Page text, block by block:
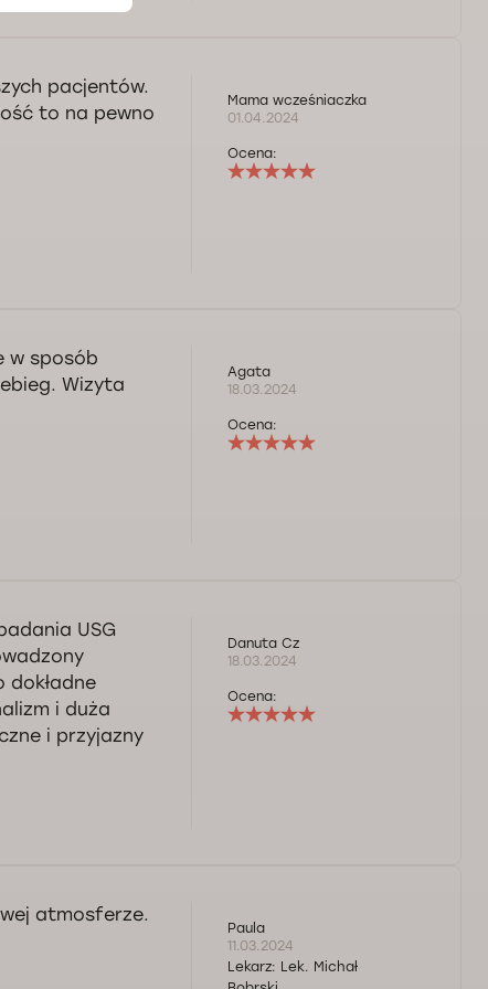
pacjentów.
to na pewno
Mama wcześniaczka
01.04.2024
Ocena:
w sposób
Wizyta
Agata
18.03.2024
Ocena:
USG
i duża
i przyjazny
Danuta Cz
18.03.2024
Ocena:
atmosferze.
Paula
11.03.2024
Lekarz: Lek. Michał